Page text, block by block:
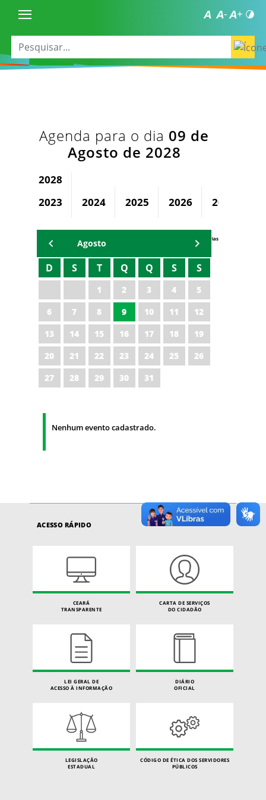
Agenda para o dia 09 de
Agosto de 2028
2028
2023
2024 2025 2026 2027
Agenda Secretárias
Agosto
D S T Q Q S S
1 2 3 4
5
6
7 8 9 10 11
12
13
14 15 16 17 18
19
20
21 22 23 24 25
26
27
28 29 30 31
Nenhum evento cadastrado.
ACESSO RÁPIDO
CEARÁ
TRANSPARENTE
CARTA DE SERVIÇOS
DO CIDADÃO
LEI GERAL DE
ACESSO À INFORMAÇÃO
DIÁRIO
OFICIAL
LEGISLAÇÃO
ESTADUAL
CÓDIGO DE ÉTICA DOS SERVIDORES
PÚBLICOS